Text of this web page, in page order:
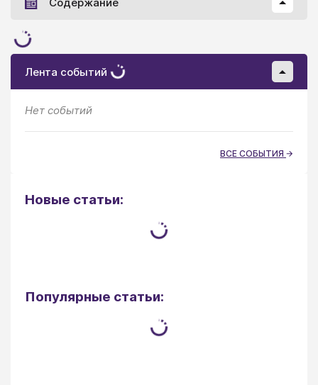
Лента событий
Нет событий
ВСЕ СОБЫТИЯ
Новые статьи:
Популярные статьи: